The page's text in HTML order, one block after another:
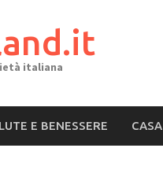
italiana
E BENESSERE CASA